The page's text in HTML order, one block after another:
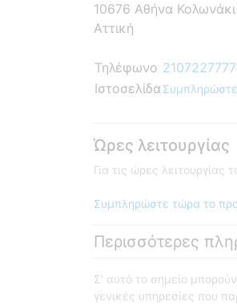
10676 Αθήνα Κολωνάκι
Αττική
Τηλέφωνο 2107227777
Ιστοσελίδα
Ώρες λειτουργίας
Για τις ώρες
Συμπληρώστε τώρα το
Περισσότερες
Σ' αυτό το σημείο μπορούν
γενικές υπηρεσίες που